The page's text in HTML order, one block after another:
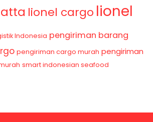
lionel cargo lionel
Indonesia pengiriman barang
pengiriman cargo murah pengiriman
smart indonesian seafood